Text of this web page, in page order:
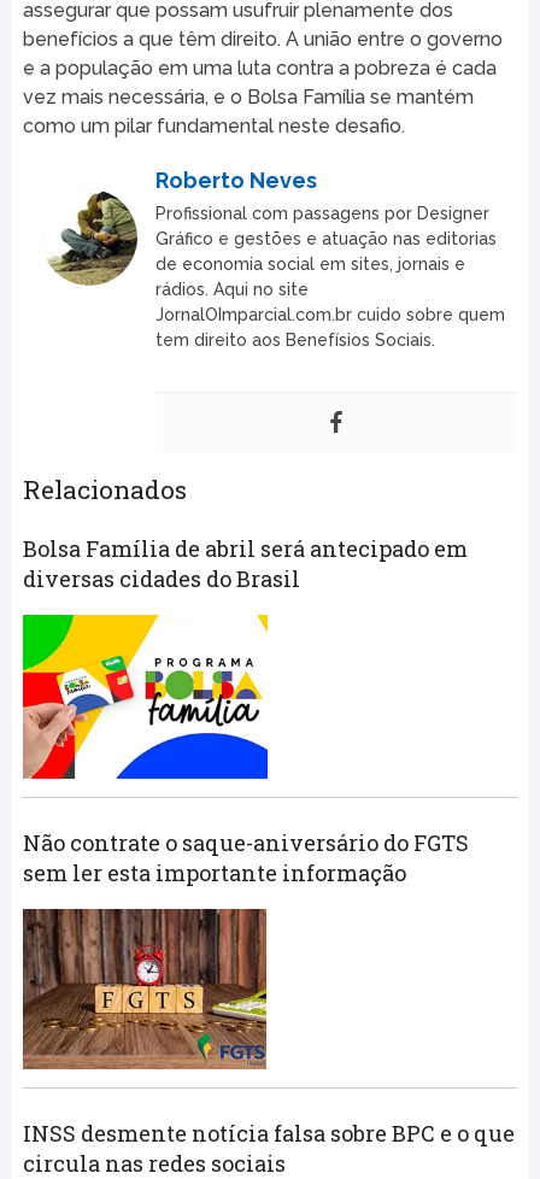
assegurar que possam usufruir plenamente dos
benefícios a que têm direito. A união entre o governo
e a população em uma luta contra a pobreza é cada
vez mais necessária, e o Bolsa Família se mantém
como um pilar fundamental neste desafio.
Roberto Neves
Profissional com passagens por Designer
Gráfico e gestões e atuação nas editorias
de economia social em sites, jornais e
rádios. Aqui no site
JornalOImparcial.com.br cuido sobre quem
tem direito aos Benefísios Sociais.
Relacionados
Bolsa Família de abril será antecipado em
diversas cidades do Brasil
Não contrate o saque-aniversário do FGTS
sem ler esta importante informação
INSS desmente notícia falsa sobre BPC e o que
circula nas redes sociais